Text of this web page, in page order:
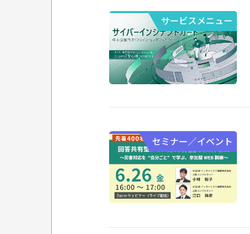
サービスメニュー
セミナー／イベント